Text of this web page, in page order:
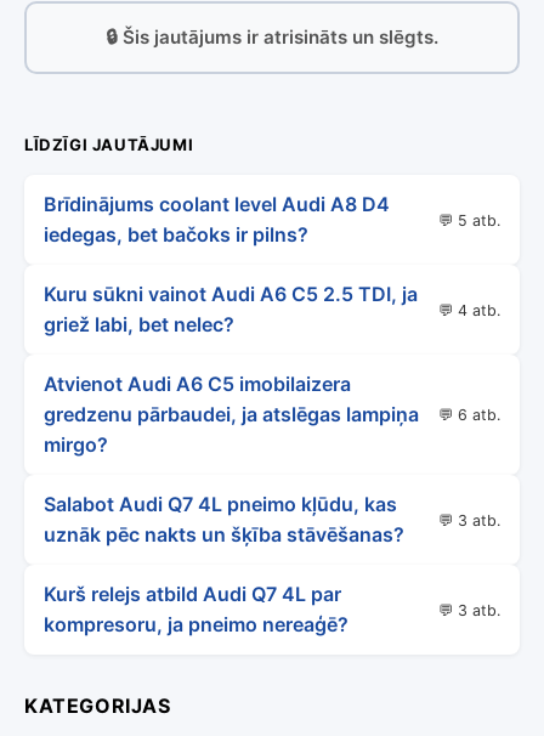
🔒 Šis jautājums ir atrisināts un slēgts.
LĪDZĪGI JAUTĀJUMI
Brīdinājums coolant level Audi A8 D4
iedegas, bet bačoks ir pilns?
💬 5 atb.
Kuru sūkni vainot Audi A6 C5 2.5 TDI, ja
griež labi, bet nelec?
💬 4 atb.
Atvienot Audi A6 C5 imobilaizera
gredzenu pārbaudei, ja atslēgas lampiņa
mirgo?
💬 6 atb.
Salabot Audi Q7 4L pneimo kļūdu, kas
uznāk pēc nakts un šķība stāvēšanas?
💬 3 atb.
Kurš relejs atbild Audi Q7 4L par
kompresoru, ja pneimo nereaģē?
💬 3 atb.
KATEGORIJAS